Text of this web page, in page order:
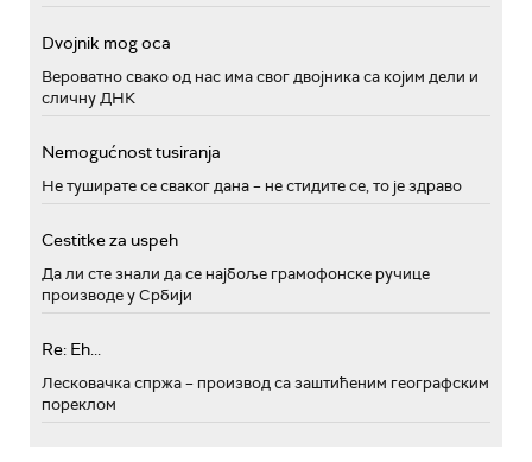
Dvojnik mog oca
Вероватно свако од нас има свог двојника са којим дели и
сличну ДНК
Nemogućnost tusiranja
Не туширате се сваког дана – не стидите се, то је здраво
Cestitke za uspeh
Да ли сте знали да се најбоље грамофонске ручице
производе у Србији
Re: Eh...
Лесковачка спржа – производ са заштићеним географским
пореклом